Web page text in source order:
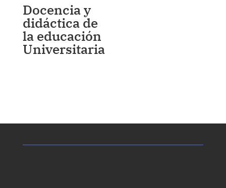
Docencia y
didáctica de
la educación
Universitaria